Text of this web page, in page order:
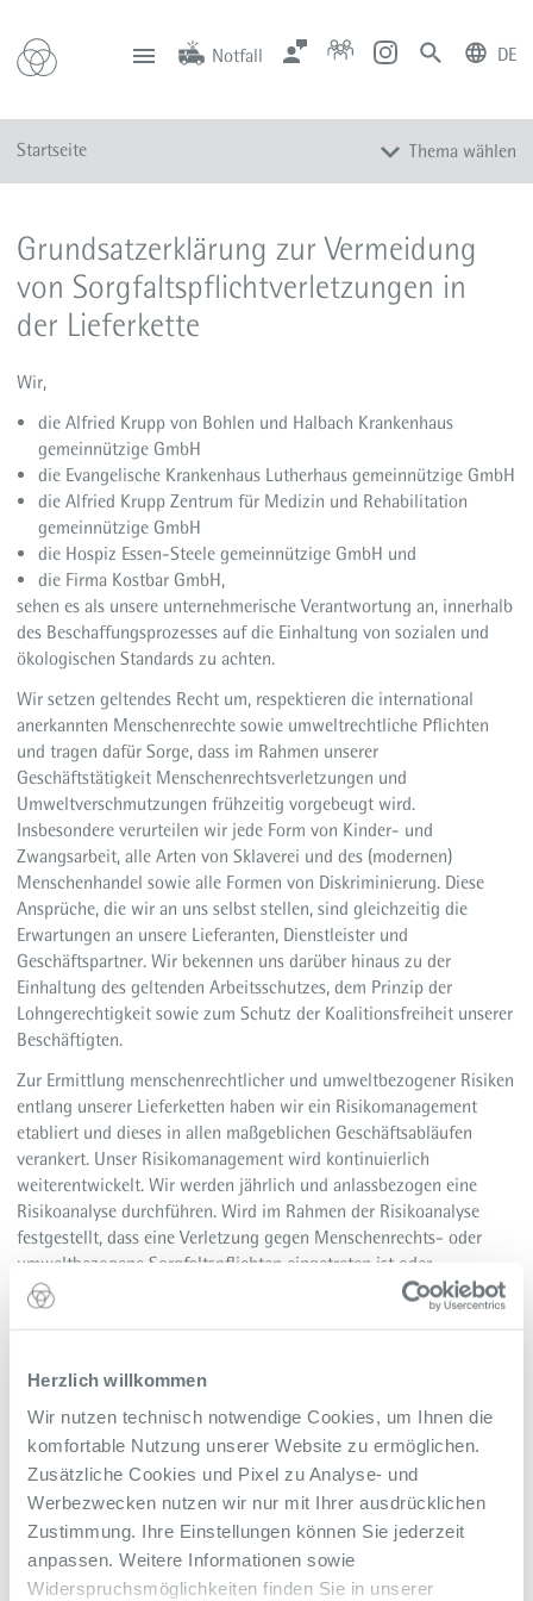
Herzlich willkommen
Wir nutzen technisch notwendige Cookies, um Ihnen die
komfortable Nutzung unserer Website zu ermöglichen.
Zusätzliche Cookies und Pixel zu Analyse- und
Werbezwecken nutzen wir nur mit Ihrer ausdrücklichen
Zustimmung. Ihre Einstellungen können Sie jederzeit
anpassen. Weitere Informationen sowie
Widerspruchsmöglichkeiten finden Sie in unserer
Notfall
Notfall Zentrale Anfahrt
DE
Startseite Thema wählen
Leistungen
Service
Über uns
Aktuelles
hernie
neurology-symposium
neurologie-symposium
Moyamoya
adipositasinfo
robotic
Grundsatzerklärung zur Vermeidung
von Sorgfaltspflichtverletzungen in
der Lieferkette
Wir,
die Alfried Krupp von Bohlen und Halbach Krankenhaus
gemeinnützige GmbH
die Evangelische Krankenhaus Lutherhaus gemeinnützige GmbH
die Alfried Krupp Zentrum für Medizin und Rehabilitation
gemeinnützige GmbH
die Hospiz Essen-Steele gemeinnützige GmbH und
die Firma Kostbar GmbH,
sehen es als unsere unternehmerische Verantwortung an, innerhalb
des Beschaffungsprozesses auf die Einhaltung von sozialen und
ökologischen Standards zu achten.
Wir setzen geltendes Recht um, respektieren die international
anerkannten Menschenrechte sowie umweltrechtliche Pflichten
und tragen dafür Sorge, dass im Rahmen unserer
Geschäftstätigkeit Menschenrechtsverletzungen und
Umweltverschmutzungen frühzeitig vorgebeugt wird.
Insbesondere verurteilen wir jede Form von Kinder- und
Zwangsarbeit, alle Arten von Sklaverei und des (modernen)
Menschenhandel sowie alle Formen von Diskriminierung. Diese
Ansprüche, die wir an uns selbst stellen, sind gleichzeitig die
Erwartungen an unsere Lieferanten, Dienstleister und
Geschäftspartner. Wir bekennen uns darüber hinaus zu der
Einhaltung des geltenden Arbeitsschutzes, dem Prinzip der
Lohngerechtigkeit sowie zum Schutz der Koalitionsfreiheit unserer
Beschäftigten.
Zur Ermittlung menschenrechtlicher und umweltbezogener Risiken
entlang unserer Lieferketten haben wir ein Risikomanagement
etabliert und dieses in allen maßgeblichen Geschäftsabläufen
verankert. Unser Risikomanagement wird kontinuierlich
weiterentwickelt. Wir werden jährlich und anlassbezogen eine
Risikoanalyse durchführen. Wird im Rahmen der Risikoanalyse
festgestellt, dass eine Verletzung gegen Menschenrechts- oder
umweltbezogene Sorgfaltspflichten eingetreten ist oder
unmittelbar bevorsteht, werden wir unverzüglich angemessene
Abhilfemaßnahmen ergreifen, um diese Verletzungen zu
Bei der Auswahl unter anderem unserer Lieferanten,
Handwerksbetriebe und Dienstleister achten wir neben der
ökonomischen Komponente auch auf sozial und nachhaltige
Gesichtspunkte. So setzen wir die Sorgfaltspflichten, wie das
Achten der Menschenrechte und die Verpflichtung zum
Umweltschutz sowie der Nachhaltigkeit als Grundbedingung für
eine geschäftliche Beziehung voraus. Bei etwaigen Verstößen
werden wir angemessene Reaktionsmaßnahmen treffen.